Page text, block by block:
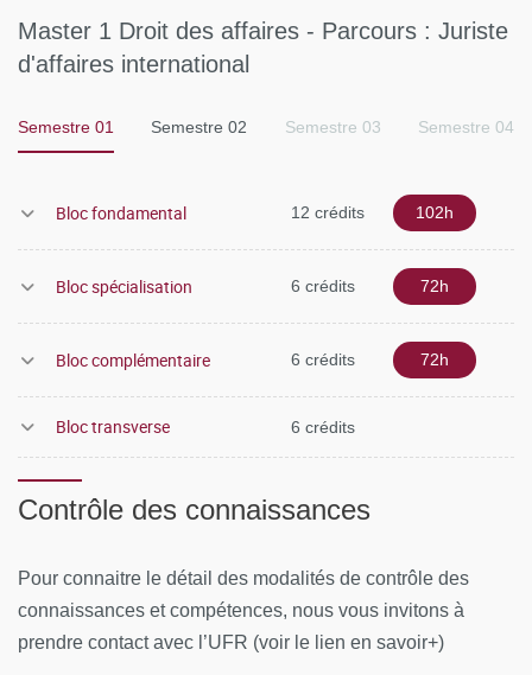
Master 1 Droit des affaires - Parcours : Juriste
d'affaires international
Semestre 01 Semestre 02 Semestre 03 Semestre 04
Bloc fondamental 12 crédits 102h
Bloc spécialisation 6 crédits 72h
Bloc complémentaire 6 crédits 72h
Bloc transverse 6 crédits
Contrôle des connaissances
Pour connaitre le détail des modalités de contrôle des
connaissances et compétences, nous vous invitons à
prendre contact avec l’UFR (voir le lien en savoir+)